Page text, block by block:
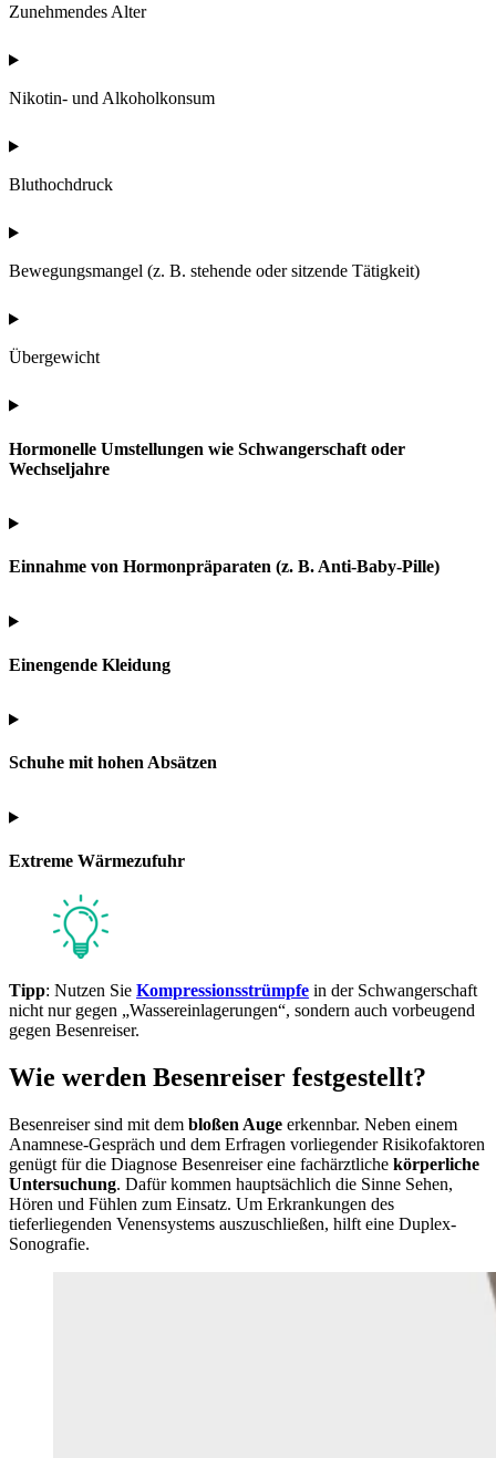
Zunehmendes Alter
Nikotin- und Alkoholkonsum
Bluthochdruck
Bewegungsmangel (z. B. stehende oder sitzende Tätigkeit)
Übergewicht
Hormonelle Umstellungen wie Schwangerschaft oder
Wechseljahre
Einnahme von Hormonpräparaten (z. B. Anti-Baby-Pille)
Einengende Kleidung
Schuhe mit hohen Absätzen
Extreme Wärmezufuhr
Tipp: Nutzen Sie Kompressionsstrümpfe in der Schwangerschaft
nicht nur gegen „Wassereinlagerungen“, sondern auch vorbeugend
gegen Besenreiser.
Wie werden Besenreiser festgestellt?
Besenreiser sind mit dem bloßen Auge erkennbar. Neben einem
Anamnese-Gespräch und dem Erfragen vorliegender Risikofaktoren
genügt für die Diagnose Besenreiser eine fachärztliche körperliche
Untersuchung. Dafür kommen hauptsächlich die Sinne Sehen,
Hören und Fühlen zum Einsatz. Um Erkrankungen des
tieferliegenden Venensystems auszuschließen, hilft eine Duplex-
Sonografie.